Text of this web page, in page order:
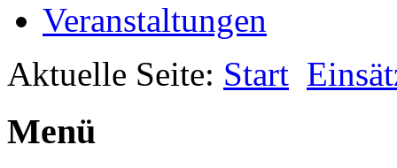
Veranstaltungen
Aktuelle Seite: Start
Menü